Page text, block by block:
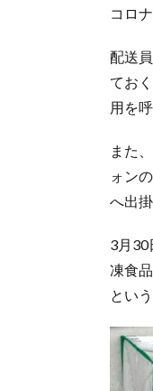
コロ
配送
てお
用を
また
ォン
へ出
3月30
凍食
という